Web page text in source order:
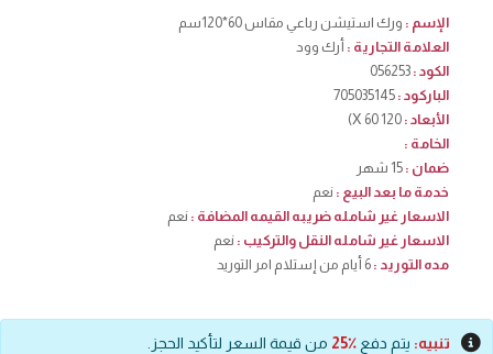
الإسم : ورك استيشن رباعي مقاس 60*120سم
العلامة التجارية : أرك وود
الكود : 056253
الباركود : 705035145
الأبعاد : 120 X 60)
الخامة :
ضمان : 15 شهر
خدمة ما بعد البيع : نعم
الاسعار غير شامله ضريبه القيمه المضافة : نعم
الاسعار غير شامله النقل والتركيب : نعم
مده التوريد : 6 أيام من إستلام امر التوريد
تنبيه: يتم دفع ٪25 من قيمة السعر لتأكيد الحجز.